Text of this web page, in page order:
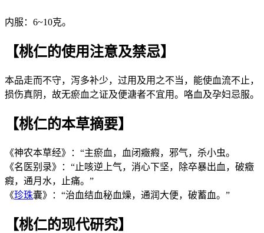
内服：6~10克。
【桃仁的使用注意及禁忌】
本品走而不守，泻多补少，过用及用之不当，能使血流不止，
损伤真阴，故无瘀血之证及便溏者不宜用。咯血及孕妇忌服。
【桃仁的本草摘要】
《神农本草经》：“主瘀血，血闭癥瘕，邪气，杀小虫。
《名医别录》：“止咳逆上气，消心下坚，除卒暴出血，破癥
瘕，通月水，止痛。”
《珍珠囊》：“治血结血秘血燥，通润大便，破蓄血。”
【桃仁的现代研究】